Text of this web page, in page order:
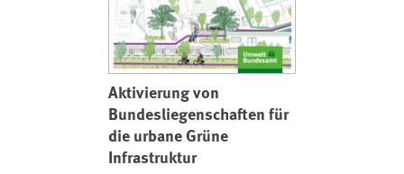
Aktivierung von
Bundesliegenschaften für
die urbane Grüne
Infrastruktur